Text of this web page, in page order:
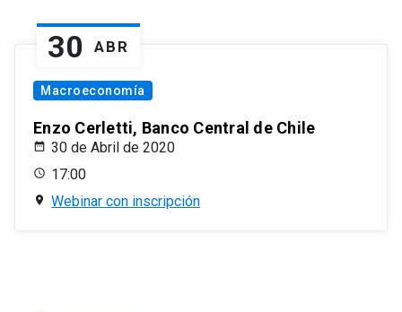
30 ABR
Macroeconomía
Enzo Cerletti, Banco Central de Chile
30 de Abril de 2020
17:00
Webinar con inscripción